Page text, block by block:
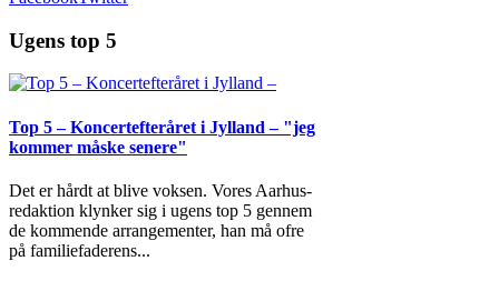
Ugens top 5
Top 5 – Koncertefteråret i Jylland – "jeg
kommer måske senere"
Det er hårdt at blive voksen. Vores Aarhus-
redaktion klynker sig i ugens top 5 gennem
de kommende arrangementer, han må ofre
på familiefaderens...